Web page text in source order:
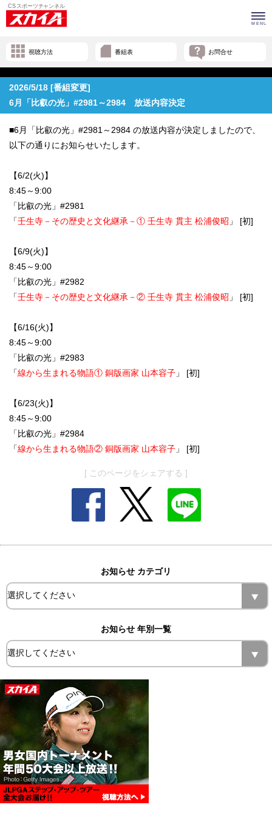
視聴方法 番組表 お問合せ
2026/5/18 [番組変更]
6月「比叡の光」#2981～2984 放送内容決定
■6月「比叡の光」#2981～2984 の放送内容が決定しましたので、
以下の通りにお知らせいたします。
【6/2(火)】
8:45～9:00
「比叡の光」#2981
「壬生寺－その歴史と文化継承－① 壬生寺 貫主 松浦俊昭 」 [初]
【6/9(火)】
8:45～9:00
「比叡の光」#2982
「壬生寺－その歴史と文化継承－② 壬生寺 貫主 松浦俊昭 」 [初]
【6/16(火)】
8:45～9:00
「比叡の光」#2983
「線から生まれる物語① 銅版画家 山本容子 」 [初]
【6/23(火)】
8:45～9:00
「比叡の光」#2984
「線から生まれる物語② 銅版画家 山本容子 」 [初]
[ このページをシェアする ]
お知らせ カテゴリ
お知らせ 年別一覧